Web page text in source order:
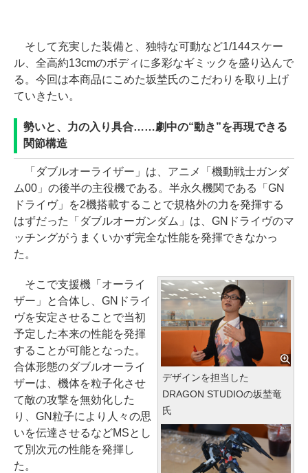
そして充実した装備と、独特な可動など1/144スケー
ル、全高約13cmのボディに多彩なギミックを盛り込んで
る。今回は本商品にこめた坂埜氏のこだわりを取り上げ
ていきたい。
勢いと、力の入り具合……劇中の“動き”を再現できる
関節構造
「ダブルオーライザー」は、アニメ「機動戦士ガンダ
ム00」の後半の主役機である。半永久機関である「GN
ドライヴ」を2機搭載することで規格外の力を発揮する
はずだった「ダブルオーガンダム」は、GNドライヴのマ
ッチングがうまくいかず完全な性能を発揮できなかっ
た。
デザインを担当した
DRAGON STUDIOの坂埜竜
氏
そこで支援機「オーライ
ザー」と合体し、GNドライ
ヴを安定させることで当初
予定した本来の性能を発揮
することが可能となった。
合体形態のダブルオーライ
ザーは、機体を粒子化させ
て敵の攻撃を無効化した
り、GN粒子により人々の思
いを伝達させるなどMSとし
て別次元の性能を発揮し
た。